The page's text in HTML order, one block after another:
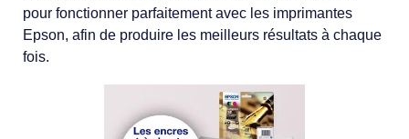
pour fonctionner parfaitement avec les imprimantes
Epson, afin de produire les meilleurs résultats à chaque
fois.